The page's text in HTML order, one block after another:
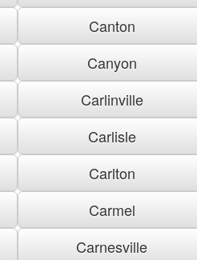
Canton
Canyon
Carlinville
Carlisle
Carlton
Carmel
Carnesville